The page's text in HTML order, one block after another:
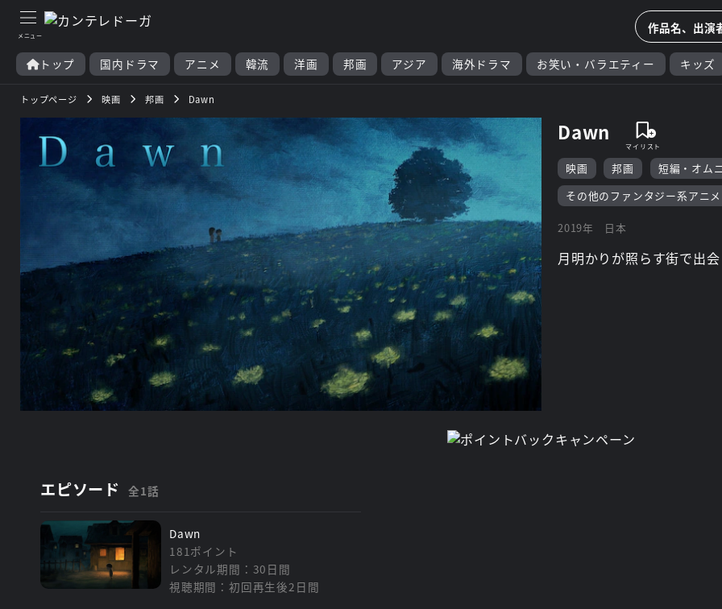
トップ 国内ドラマ アニメ 韓流 洋画 邦画 アジア 海外ドラマ お笑い・バラエティー キッズ
トップページ 映画 邦画 Dawn
Dawn
映画 邦画
短編・オム
その他のファンタジー系アニメ
2019年 日本
月明かりが照らす街で出
エピソード 全1話
Dawn
181ポイント
レンタル期間：30日間
視聴期間：初回再生後2日間